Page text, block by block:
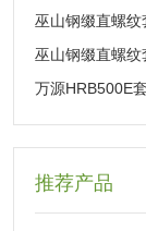
推荐产品